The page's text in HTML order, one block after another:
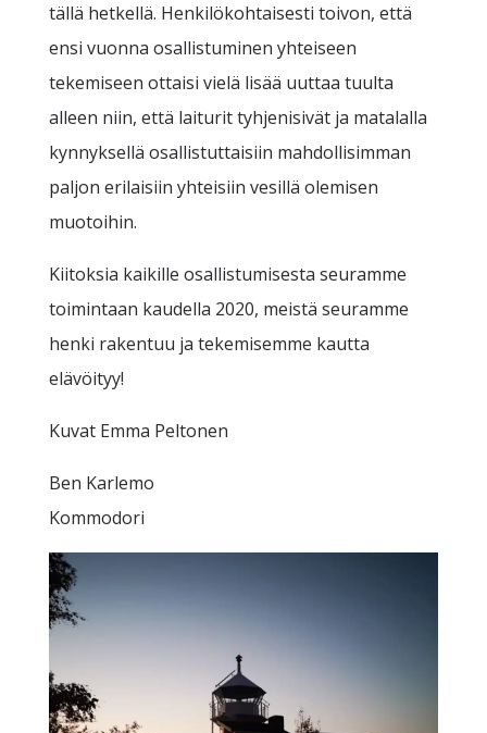
tällä hetkellä. Henkilökohtaisesti toivon, että
ensi vuonna osallistuminen yhteiseen
tekemiseen ottaisi vielä lisää uuttaa tuulta
alleen niin, että laiturit tyhjenisivät ja matalalla
kynnyksellä osallistuttaisiin mahdollisimman
paljon erilaisiin yhteisiin vesillä olemisen
muotoihin.
Kiitoksia kaikille osallistumisesta seuramme
toimintaan kaudella 2020, meistä seuramme
henki rakentuu ja tekemisemme kautta
elävöityy!
Kuvat Emma Peltonen
Ben Karlemo
Kommodori